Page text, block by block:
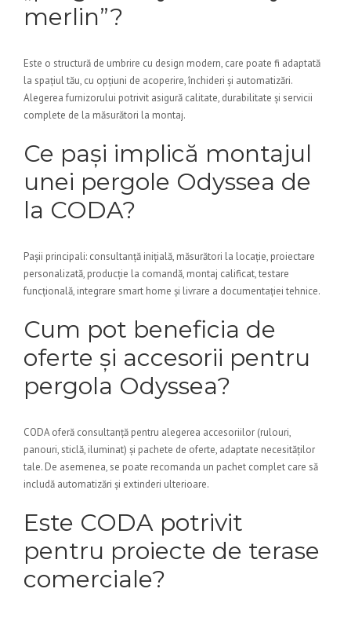
merlin”?
Este o structură de umbrire cu design modern, care poate fi adaptată
la spațiul tău, cu opțiuni de acoperire, închideri și automatizări.
Alegerea furnizorului potrivit asigură calitate, durabilitate și servicii
complete de la măsurători la montaj.
Ce pași implică montajul
unei pergole Odyssea de
la CODA?
Pașii principali: consultanță inițială, măsurători la locație, proiectare
personalizată, producție la comandă, montaj calificat, testare
funcțională, integrare smart home și livrare a documentației tehnice.
Cum pot beneficia de
oferte și accesorii pentru
pergola Odyssea?
CODA oferă consultanță pentru alegerea accesoriilor (rulouri,
panouri, sticlă, iluminat) și pachete de oferte, adaptate necesităților
tale. De asemenea, se poate recomanda un pachet complet care să
includă automatizări și extinderi ulterioare.
Este CODA potrivit
pentru proiecte de terase
comerciale?